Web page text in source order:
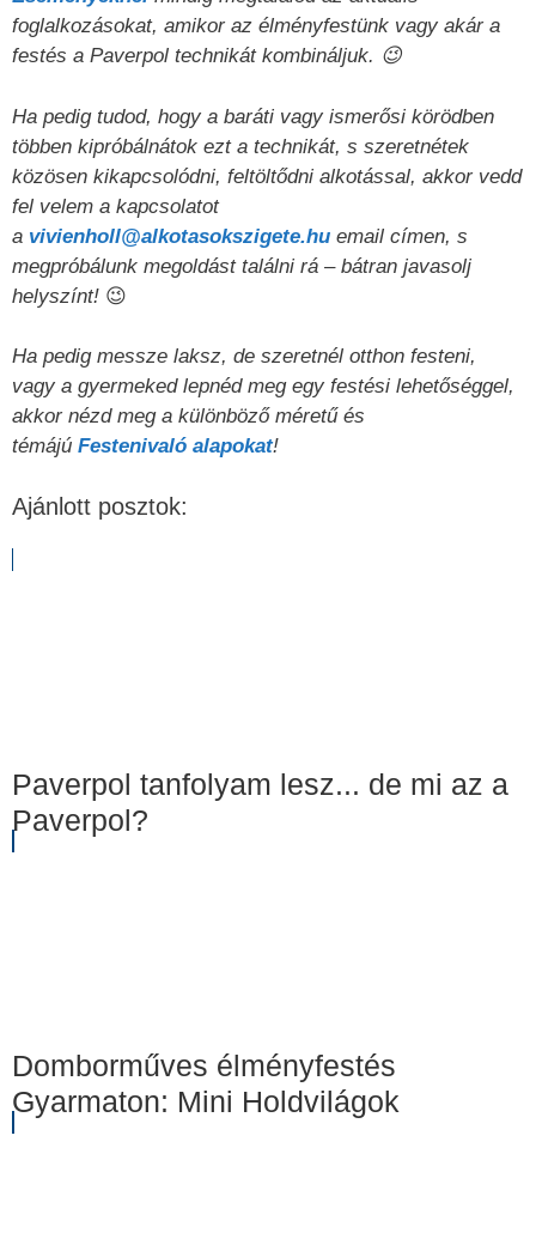
foglalkozásokat, amikor az élményfestünk vagy akár a
festés a Paverpol technikát kombináljuk. 😉
Ha pedig tudod, hogy a baráti vagy ismerősi körödben
többen kipróbálnátok ezt a technikát, s szeretnétek
közösen kikapcsolódni, feltöltődni alkotással, akkor vedd
fel velem a kapcsolatot
a vivienholl@alkotasokszigete.hu email címen, s
megpróbálunk megoldást találni rá – bátran javasolj
helyszínt! 😉
Ha pedig messze laksz, de szeretnél otthon festeni,
vagy a gyermeked lepnéd meg egy festési lehetőséggel,
akkor nézd meg a különböző méretű és
témájú Festenivaló alapokat!
Ajánlott posztok:
Paverpol tanfolyam lesz... de mi az a
Paverpol?
Domborműves élményfestés
Gyarmaton: Mini Holdvilágok